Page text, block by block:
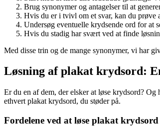
Brug synonymer og antagelser til at
Hvis du er i tvivl om et svar, kan du prøve
Undersøg eventuelle krydsende ord for at
Hvis du stadig har svært ved at finde
Med disse trin og de mange synonymer, vi har
Løsning af plakat krydsord:
Er du en af dem, der elsker at løse krydsord?
ethvert plakat krydsord, du støder på.
Fordelene ved at løse plakat krydsord